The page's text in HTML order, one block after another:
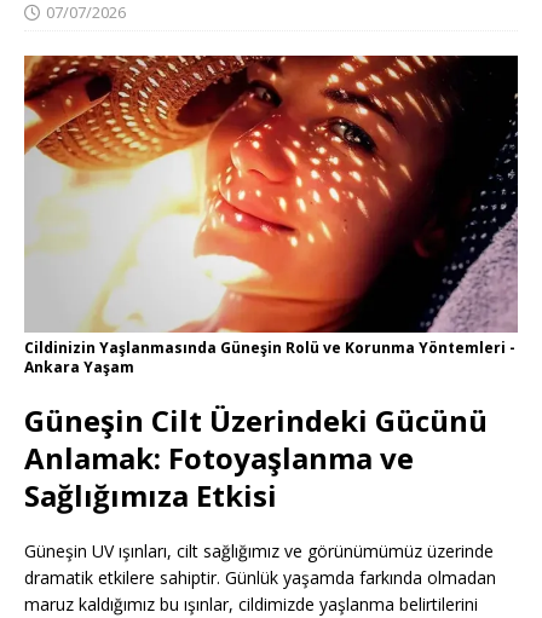
07/07/2026
Cildinizin Yaşlanmasında Güneşin Rolü ve Korunma Yöntemleri -
Ankara Yaşam
Güneşin Cilt Üzerindeki Gücünü
Anlamak: Fotoyaşlanma ve
Sağlığımıza Etkisi
Güneşin UV ışınları, cilt sağlığımız ve görünümümüz üzerinde
dramatik etkilere sahiptir. Günlük yaşamda farkında olmadan
maruz kaldığımız bu ışınlar, cildimizde yaşlanma belirtilerini